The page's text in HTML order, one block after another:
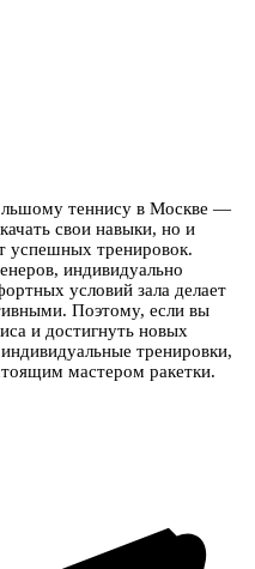
теннису в Москве —
свои навыки, но и
успешных тренировок.
индивидуально
условий зала делает
Поэтому, если вы
и достигнуть новых
тренировки,
мастером ракетки.